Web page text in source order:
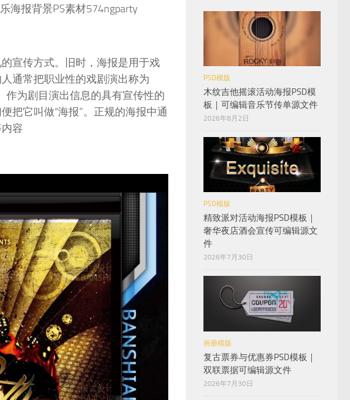
海报背景PS素材574ngparty
宣传方式。旧时，海报是用于戏
通常把职业性的戏剧演出称为
作为剧目演出信息的具有宣传性的
把它叫做“海报”。正规的海报中通
容
PSD模版
木纹吉他摇滚活动海报PSD模
板｜可编辑音乐节传单源文件
2026年8月2日
PSD模版
精致派对活动海报PSD模板｜
奢华夜店酒会宣传可编辑源文
件
2026年7月30日
画册模版
复古票券与优惠券PSD模板｜
双联票据可编辑源文件
2026年7月30日